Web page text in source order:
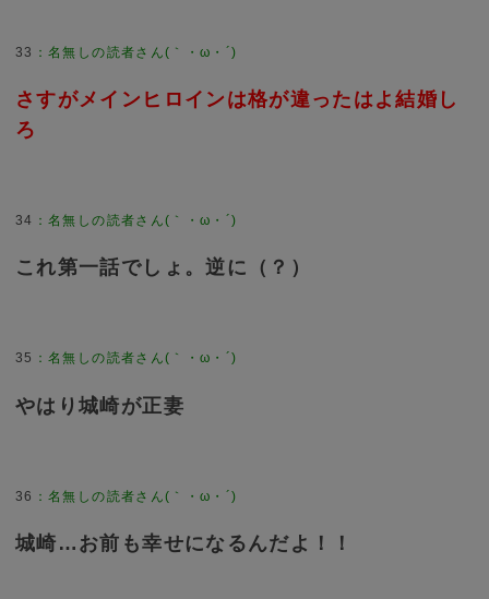
33 ：名無しの読者さん(｀・ω・´)
さすがメインヒロインは格が違ったはよ結婚し
ろ
34 ：名無しの読者さん(｀・ω・´)
これ第一話でしょ。逆に（？）
35 ：名無しの読者さん(｀・ω・´)
やはり城崎が正妻
36 ：名無しの読者さん(｀・ω・´)
城崎…お前も幸せになるんだよ！！